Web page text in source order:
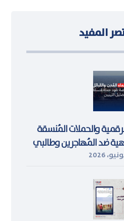
المفيد
والحملات المُنسقة
ضد المُهاجرين وطالبي
في ليبيا